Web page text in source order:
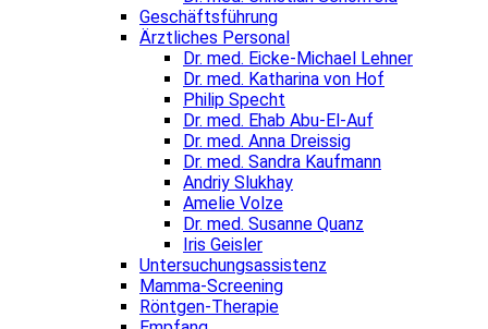
Geschäftsführung
Ärztliches Personal
Dr. med. Eicke-Michael Lehner
Dr. med. Katharina von Hof
Philip Specht
Dr. med. Ehab Abu-El-Auf
Dr. med. Anna Dreissig
Dr. med. Sandra Kaufmann
Andriy Slukhay
Amelie Volze
Dr. med. Susanne Quanz
Iris Geisler
Untersuchungsassistenz
Mamma-Screening
Röntgen-Therapie